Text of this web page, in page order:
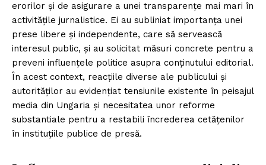
erorilor și de asigurare a unei transparențe mai mari în
activitățile jurnalistice. Ei au subliniat importanța unei
prese libere și independente, care să servească
interesul public, și au solicitat măsuri concrete pentru a
preveni influențele politice asupra conținutului editorial.
În acest context, reacțiile diverse ale publicului și
autorităților au evidențiat tensiunile existente în peisajul
media din Ungaria și necesitatea unor reforme
substantiale pentru a restabili încrederea cetățenilor
în instituțiile publice de presă.